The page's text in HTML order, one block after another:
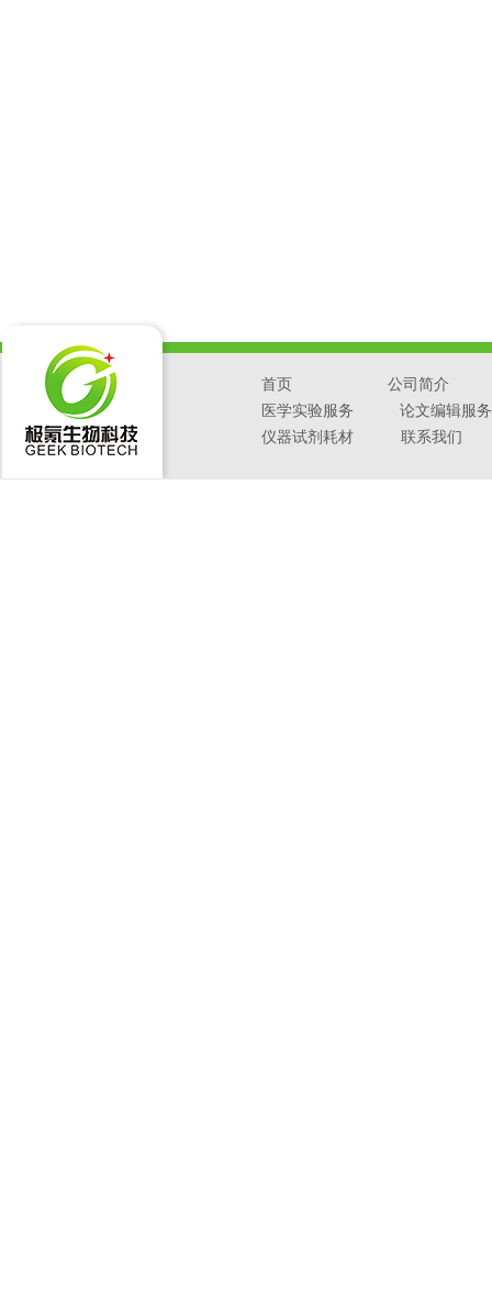
首页
公司简介
医学实验服务
论文编辑服务
仪器试剂耗材
联系我们